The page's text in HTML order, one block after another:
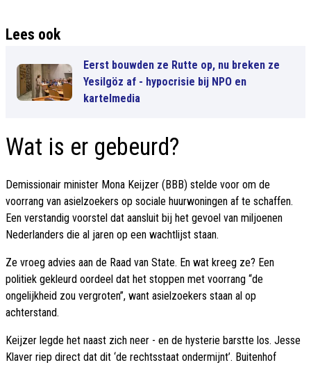
Lees ook
Eerst bouwden ze Rutte op, nu breken ze
Yesilgöz af - hypocrisie bij NPO en
kartelmedia
Wat is er gebeurd?
Demissionair minister Mona Keijzer (BBB) stelde voor om de
voorrang van asielzoekers op sociale huurwoningen af te schaffen.
Een verstandig voorstel dat aansluit bij het gevoel van miljoenen
Nederlanders die al jaren op een wachtlijst staan.
Ze vroeg advies aan de Raad van State. En wat kreeg ze? Een
politiek gekleurd oordeel dat het stoppen met voorrang “de
ongelijkheid zou vergroten”, want asielzoekers staan al op
achterstand.
Keijzer legde het naast zich neer - en de hysterie barstte los. Jesse
Klaver riep direct dat dit ‘de rechtsstaat ondermijnt’. Buitenhof